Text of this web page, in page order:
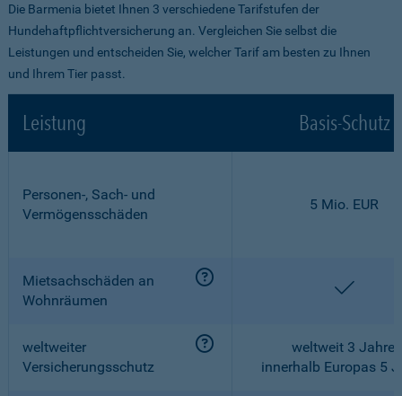
Die Barmenia bietet Ihnen 3 verschiedene Tarifstufen der
Hundehaftpflichtversicherung an. Vergleichen Sie selbst die
Leistungen und entscheiden Sie, welcher Tarif am besten zu Ihnen
und Ihrem Tier passt.
Leistung Basis-Schutz
Personen-, Sach- und
Vermögensschäden
5 Mio. EUR
Mietsachschäden an
Wohnräumen
weltweiter
Versicherungsschutz
weltweit 3 Jahre,
innerhalb Europas 5